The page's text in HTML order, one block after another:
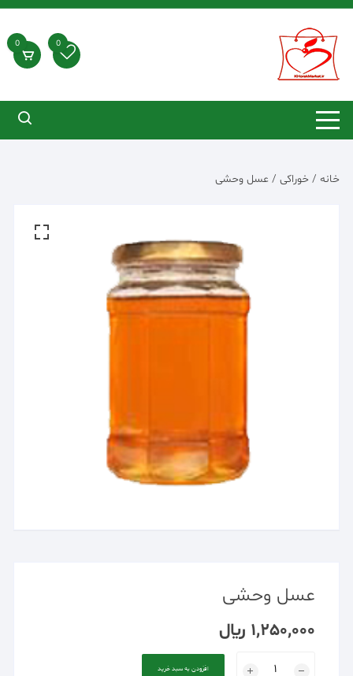
رد
محتوا
0
0
خانه /خوراکی / عسل وحشی
عسل وحشی
1,250,000 ﷼
افزودن به سبد خرید